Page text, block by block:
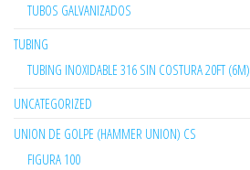
TUBOS GALVANIZADOS
TUBING
TUBING INOXIDABLE 316 SIN COSTURA 20FT (6M)
UNCATEGORIZED
UNION DE GOLPE (HAMMER UNION) CS
FIGURA 100